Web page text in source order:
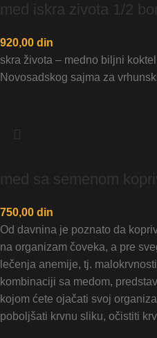
med iskra zivota 1/2
920,00 din
skra života – medno biljni
Novosadskog sajma za
med sa semenom
750,00 din
Od davnina je poznato da
na organizam čoveka, a pre
lečenja anemije, tj.
kombinaciji sa medom,
kojom ćete ojačati svoj
poboljšati krvnu sliku, očistiti